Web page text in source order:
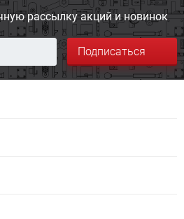
рассылку акций и новинок
Подписаться